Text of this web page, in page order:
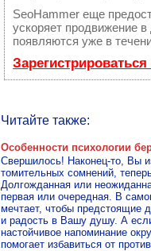
SeoHammer еще
ускоряет продвижение
появляются уже в
Читайте также:
Особенности психологии
Свершилось! Наконец-то, Вы
томительных сомнений,
Долгожданная или
первая или очередная. В
мечтает, чтобы предстоящие
и радость в Вашу душу. А
настойчивое напоминание
помогает избавиться от